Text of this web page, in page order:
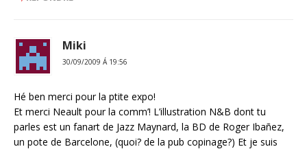
Miki
30/09/2009 Á 19:56
Hé ben merci pour la ptite expo!
Et merci Neault pour la comm’! L’illustration N&B dont tu
parles est un fanart de Jazz Maynard, la BD de Roger Ibañez,
un pote de Barcelone, (quoi? de la pub copinage?) Et je suis